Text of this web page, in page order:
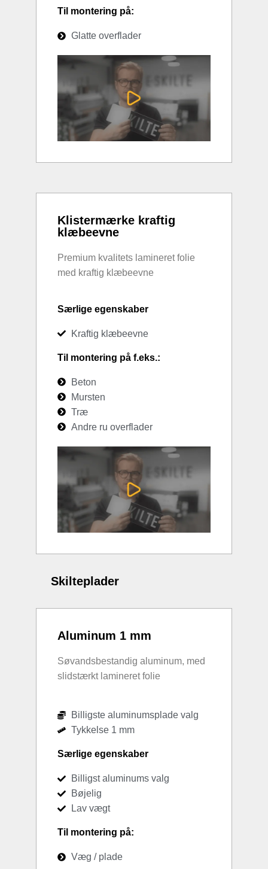
Til montering på:
Glatte overflader
Klistermærke kraftig
klæbeevne
Premium kvalitets lamineret folie
med kraftig klæbeevne
Særlige egenskaber
Kraftig klæbeevne
Til montering på f.eks.:
Beton
Mursten
Træ
Andre ru overflader
Skilteplader
Aluminum 1 mm
Søvandsbestandig aluminum, med
slidstærkt lamineret folie
Billigste aluminumsplade valg
Tykkelse 1 mm
Særlige egenskaber
Billigst aluminums valg
Bøjelig
Lav vægt
Til montering på:
Væg / plade